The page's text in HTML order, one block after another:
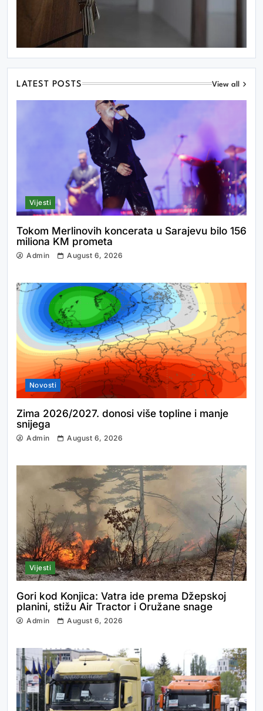
LATEST POSTS View all
Vijesti
Tokom Merlinovih koncerata u Sarajevu bilo 156
miliona KM prometa
Admin August 6, 2026
Novosti
Zima 2026/2027. donosi više topline i manje
snijega
Admin August 6, 2026
Vijesti
Gori kod Konjica: Vatra ide prema Džepskoj
planini, stižu Air Tractor i Oružane snage
Admin August 6, 2026